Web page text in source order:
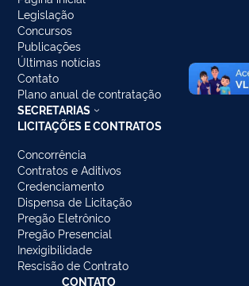
Legislação
Concursos
Publicações
Últimas notícias
Contato
Plano anual de contratação
SECRETARIAS
LICITAÇÕES E CONTRATOS
Concorrência
Contratos e Aditivos
Credenciamento
Dispensa de Licitação
Pregão Eletrônico
Pregão Presencial
Inexigibilidade
Rescisão de Contrato
CONTATO